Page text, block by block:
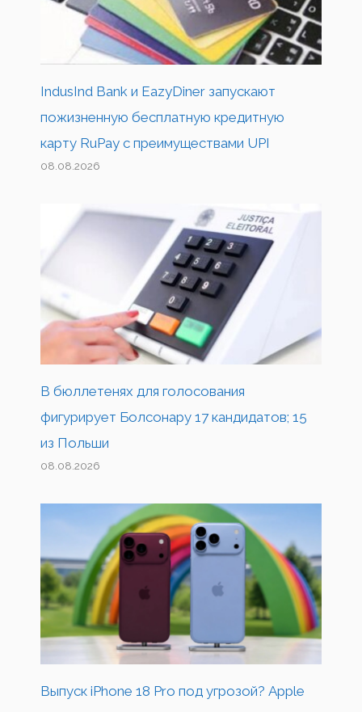
IndusInd Bank и EazyDiner запускают
пожизненную бесплатную кредитную
карту RuPay с преимуществами UPI
08.08.2026
В бюллетенях для голосования
фигурирует Болсонару 17 кандидатов; 15
из Польши
08.08.2026
Выпуск iPhone 18 Pro под угрозой? Apple